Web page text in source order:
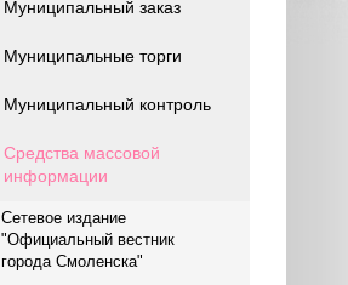
Муниципальный заказ
Муниципальные торги
Муниципальный контроль
Средства массовой
информации
Сетевое издание
"Официальный вестник
города Смоленска"